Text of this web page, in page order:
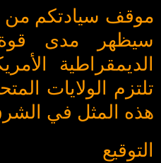
موقف سيادتكم من
سيظهر مدى
الديمقراطية
تلتزم الولايات
هذه المثل في
التوقيع